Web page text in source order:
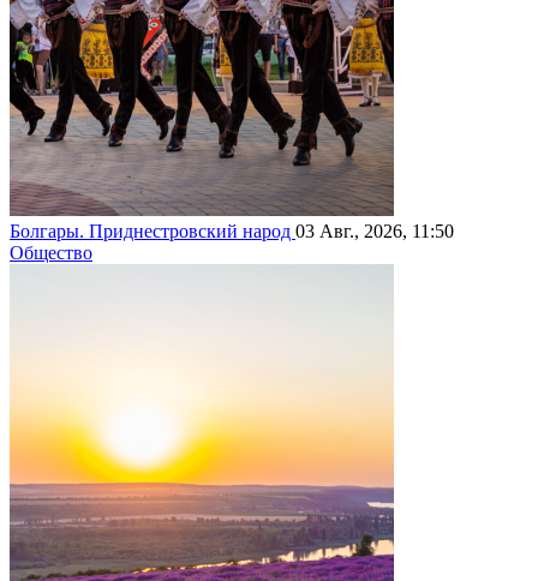
Болгары. Приднестровский народ 03 Авг., 2026, 11:50
Общество